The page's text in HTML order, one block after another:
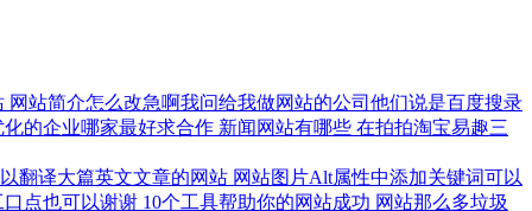
网站简介怎么改急啊我问给我做网站的公司他们说是百度搜录
的企业哪家最好求合作 新闻网站有哪些 在拍拍淘宝易趣三
翻译大篇英文文章的网站 网站图片Alt属性中添加关键词可以
点也可以谢谢 10个工具帮助你的网站成功 网站那么多垃圾